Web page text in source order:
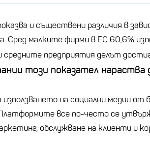
и съществени различия в
Сред малките фирми в ЕС 60,6%
средните предприятия делът
този показател нараства
на социални медии от
все по-често се
обслужване на клиенти и